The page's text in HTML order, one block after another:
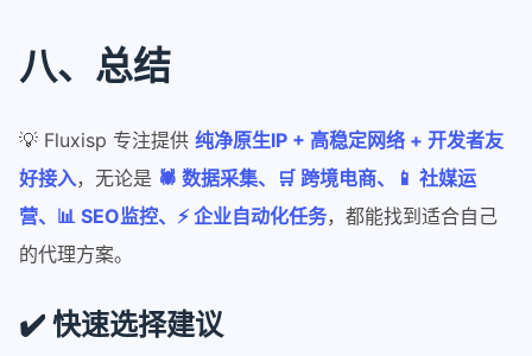
八、总结
💡 Fluxisp 专注提供 纯净原生IP + 高稳定网络 + 开发者友
好接入，无论是 🕷️ 数据采集、🛒 跨境电商、📱 社媒运
营、📊 SEO监控、⚡ 企业自动化任务，都能找到适合自己
的代理方案。
✔️ 快速选择建议